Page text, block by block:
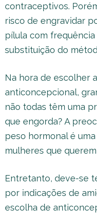
contraceptivos.
risco de engravidar
pílula com
substituição do
Na hora de escolher
anticoncepcional,
não todas têm uma
que engorda? A
peso hormonal é
mulheres que
Entretanto, deve-se
por indicações de
escolha de